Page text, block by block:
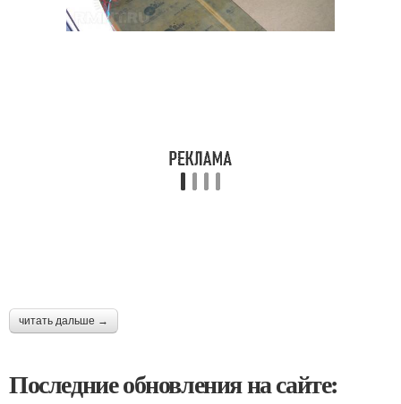
читать дальше →
Последние обновления на сайте: